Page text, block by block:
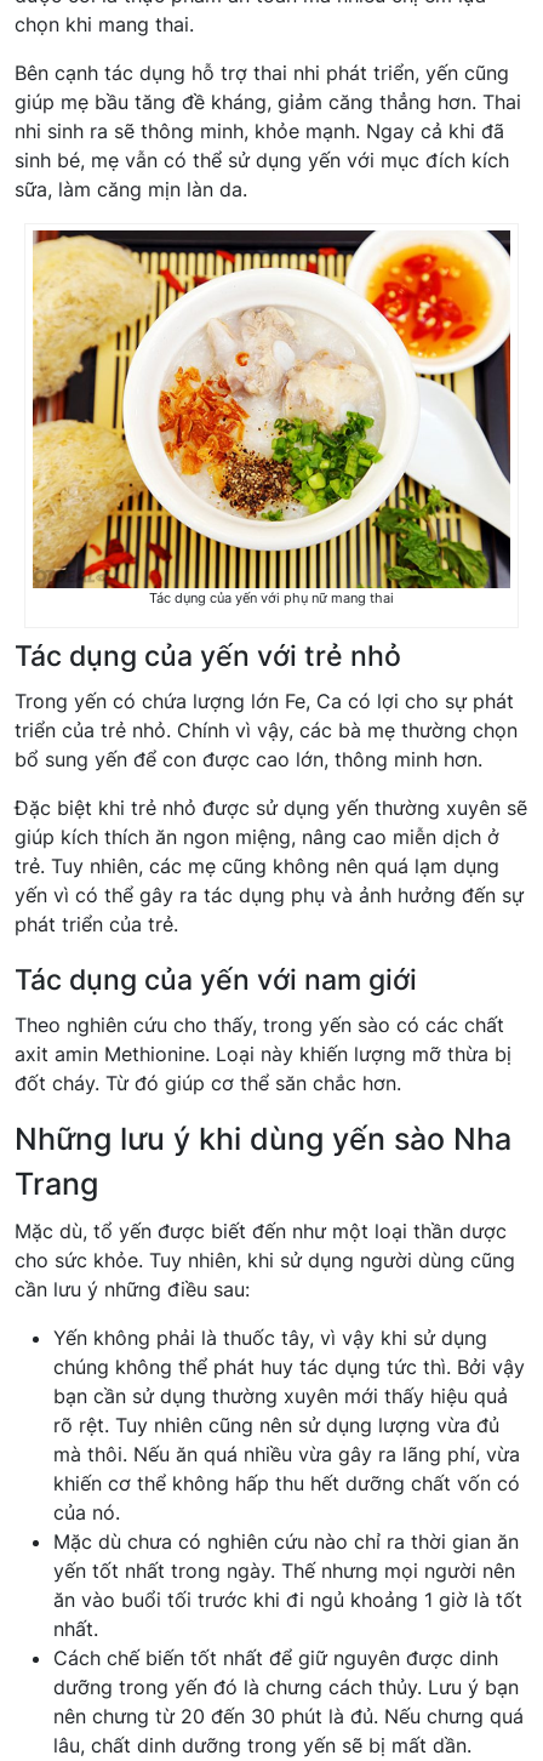
chọn khi mang thai.
Bên cạnh tác dụng hỗ trợ thai nhi phát triển, yến cũng
giúp mẹ bầu tăng đề kháng, giảm căng thẳng hơn. Thai
nhi sinh ra sẽ thông minh, khỏe mạnh. Ngay cả khi đã
sinh bé, mẹ vẫn có thể sử dụng yến với mục đích kích
sữa, làm căng mịn làn da.
Tác dụng của yến với phụ nữ mang thai
Tác dụng của yến với trẻ nhỏ
Trong yến có chứa lượng lớn Fe, Ca có lợi cho sự phát
triển của trẻ nhỏ. Chính vì vậy, các bà mẹ thường chọn
bổ sung yến để con được cao lớn, thông minh hơn.
Đặc biệt khi trẻ nhỏ được sử dụng yến thường xuyên sẽ
giúp kích thích ăn ngon miệng, nâng cao miễn dịch ở
trẻ. Tuy nhiên, các mẹ cũng không nên quá lạm dụng
yến vì có thể gây ra tác dụng phụ và ảnh hưởng đến sự
phát triển của trẻ.
Tác dụng của yến với nam giới
Theo nghiên cứu cho thấy, trong yến sào có các chất
axit amin Methionine. Loại này khiến lượng mỡ thừa bị
đốt cháy. Từ đó giúp cơ thể săn chắc hơn.
Những lưu ý khi dùng yến sào Nha
Trang
Mặc dù, tổ yến được biết đến như một loại thần dược
cho sức khỏe. Tuy nhiên, khi sử dụng người dùng cũng
cần lưu ý những điều sau:
Yến không phải là thuốc tây, vì vậy khi sử dụng
chúng không thể phát huy tác dụng tức thì. Bởi vậy
bạn cần sử dụng thường xuyên mới thấy hiệu quả
rõ rệt. Tuy nhiên cũng nên sử dụng lượng vừa đủ
mà thôi. Nếu ăn quá nhiều vừa gây ra lãng phí, vừa
khiến cơ thể không hấp thu hết dưỡng chất vốn có
của nó.
Mặc dù chưa có nghiên cứu nào chỉ ra thời gian ăn
yến tốt nhất trong ngày. Thế nhưng mọi người nên
ăn vào buổi tối trước khi đi ngủ khoảng 1 giờ là tốt
nhất.
Cách chế biến tốt nhất để giữ nguyên được dinh
dưỡng trong yến đó là chưng cách thủy. Lưu ý bạn
nên chưng từ 20 đến 30 phút là đủ. Nếu chưng quá
lâu, chất dinh dưỡng trong yến sẽ bị mất dần.